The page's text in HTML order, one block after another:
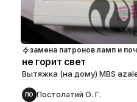
замена патронов ламп и
не горит свет
Вытяжка (на дому) MBS
ПО Постолатий О. Г.